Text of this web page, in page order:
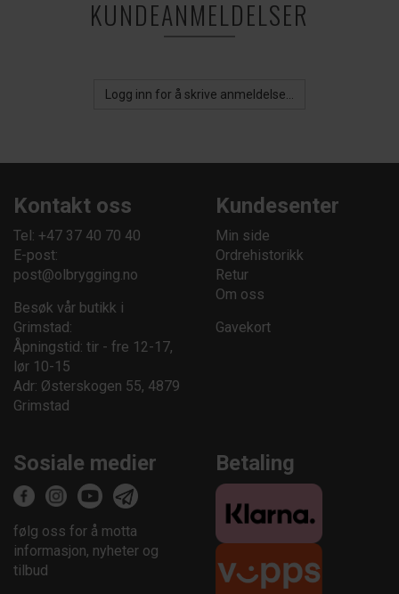
KUNDEANMELDELSER
Logg inn for å skrive anmeldelse...
Kontakt oss
Tel: +47 37 40 70 40
E-post:
post@olbrygging.no
Besøk vår butikk i
Grimstad:
Åpningstid: tir - fre 12-17,
lør 10-15
Adr: Østerskogen 55, 4879
Grimstad
Kundesenter
Min side
Ordrehistorikk
Retur
Om oss
Gavekort
Sosiale medier
følg oss for å motta
informasjon, nyheter og
tilbud
Betaling